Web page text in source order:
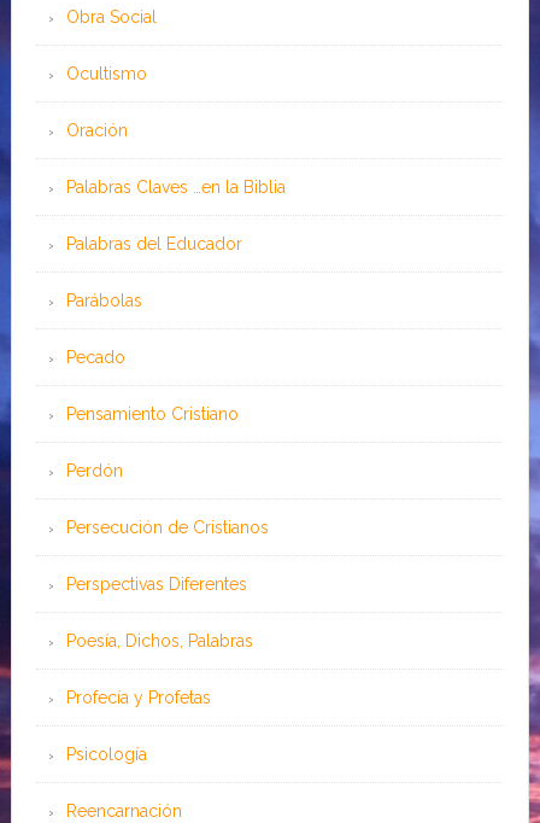
Obra Social
Ocultismo
Oración
Palabras Claves …en la Biblia
Palabras del Educador
Parábolas
Pecado
Pensamiento Cristiano
Perdón
Persecución de Cristianos
Perspectivas Diferentes
Poesía, Dichos, Palabras
Profecía y Profetas
Psicología
Reencarnación